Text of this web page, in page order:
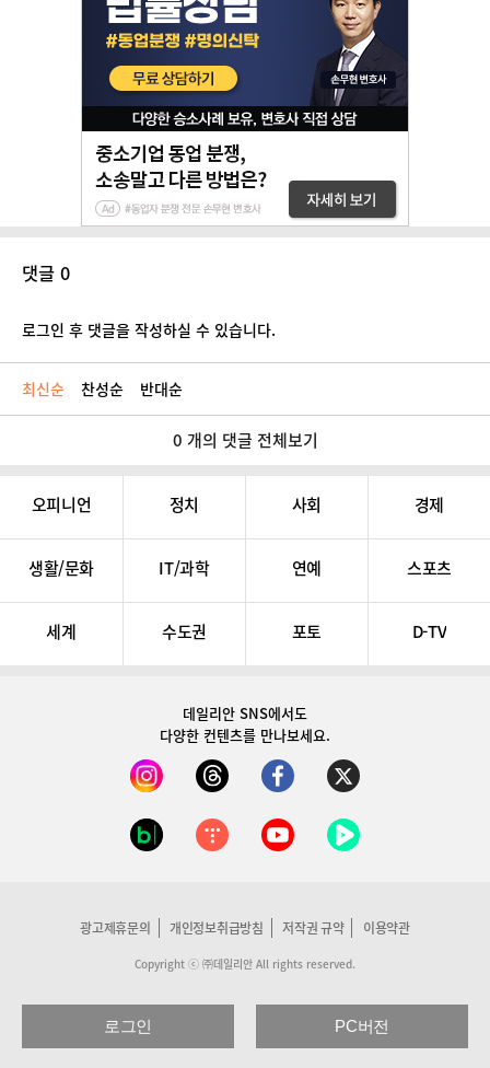
댓글 0
로그인 후 댓글을 작성하실 수 있습니다.
최신순 찬성순 반대순
0 개의 댓글 전체보기
오피니언 정치 사회 경제
생활/문화 IT/과학 연예 스포츠
세계 수도권 포토 D-TV
데일리안 SNS에서도
다양한 컨텐츠를 만나보세요.
광고제휴문의 개인정보취급방침 저작권 규약 이용약관
Copyright ⓒ ㈜데일리안 All rights reserved.
로그인 PC버전